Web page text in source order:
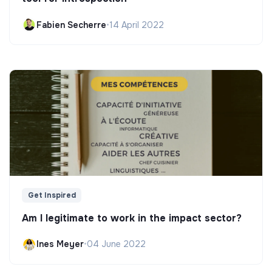
Fabien Secherre•14 April 2022
Get Inspired
Am I legitimate to work in the impact sector?
Ines Meyer•04 June 2022